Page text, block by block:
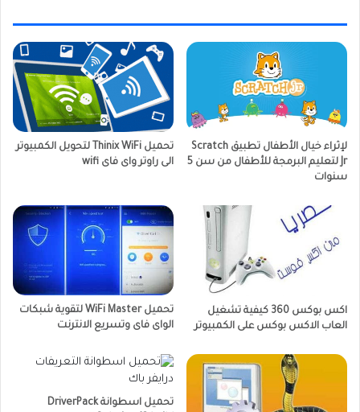
لإثراء خيال الأطفال تطبيق Scratch
Jr لتعليم البرمجة للأطفال من سن 5
سنوات
تحميل Thinix WiFi لتحويل الكمبيوتر
الى راوتر واى فاى wifi
اكس بوكس 360 كيفية تشغيل
العاب الاكس بوكس على الكمبيوتر
تحميل WiFi Master لتقوية شبكات
الواى فاى وتسريع الانترنت
تحميل اسطوانة DriverPack